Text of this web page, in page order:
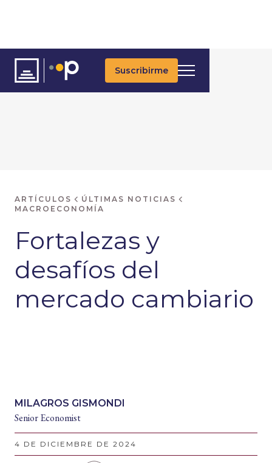
Suscribirme
ARTÍCULOS
ÚLTIMAS NOTICIAS
MACROECONOMÍA
Fortalezas y
desafíos del
mercado cambiario
MILAGROS GISMONDI
Senior Economist
4 DE DICIEMBRE DE 2024